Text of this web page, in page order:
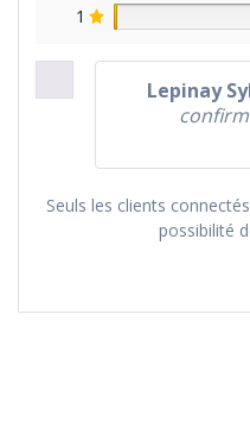
1
Lepinay
Seuls les clients
possibilité